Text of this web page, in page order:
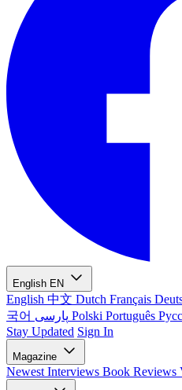
English EN
English 中文 Dutch Français
국어
Polski Português
Stay Updated Sign In
Magazine
Newest Interviews Book Reviews